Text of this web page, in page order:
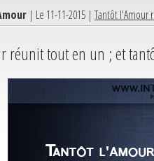
| Le 11-11-2015 |Tantôt l'Amour
réunit tout en un ; et